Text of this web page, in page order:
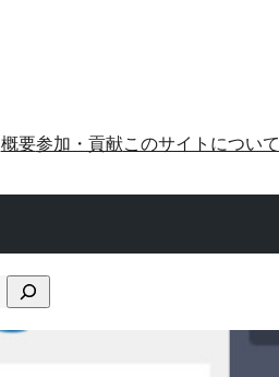
概要参加・貢献このサイトについて